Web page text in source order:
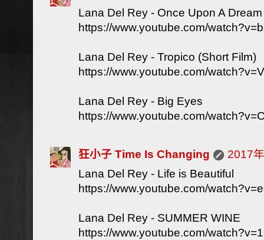
Lana Del Rey - Once Upon A Dream
https://www.youtube.com/
Lana Del Rey - Tropico (Short Film)
https://www.youtube.com/
Lana Del Rey - Big Eyes
https://www.youtube.com/
狂小子 Time Is Changing
2017
Lana Del Rey - Life is Beautiful
https://www.youtube.com/
Lana Del Rey - SUMMER WINE
https://www.youtube.com/